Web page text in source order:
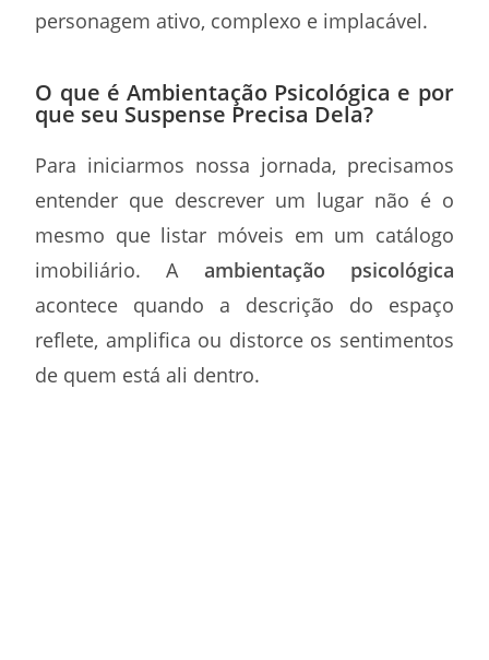
personagem ativo, complexo e implacável.
O que é Ambientação Psicológica e por
que seu Suspense Precisa Dela?
Para iniciarmos nossa jornada, precisamos
entender que descrever um lugar não é o
mesmo que listar móveis em um catálogo
imobiliário. A ambientação psicológica
acontece quando a descrição do espaço
reflete, amplifica ou distorce os sentimentos
de quem está ali dentro.